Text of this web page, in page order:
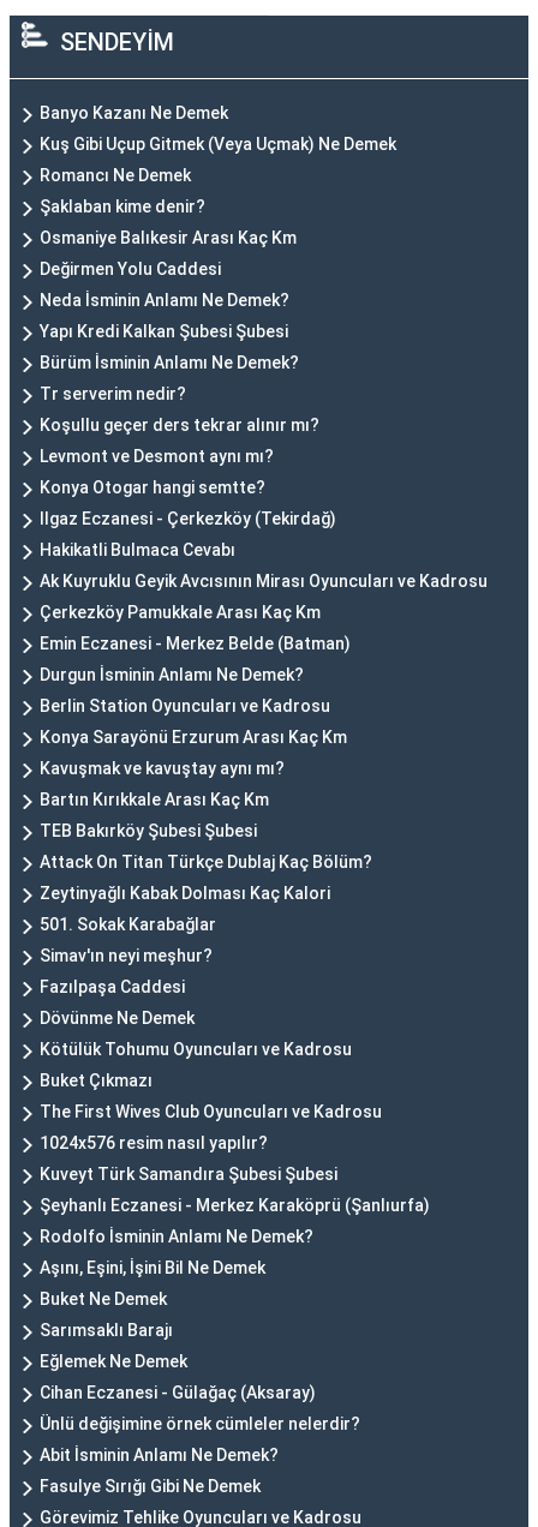
SENDEYİM
Banyo Kazanı Ne Demek
Kuş Gibi Uçup Gitmek (Veya Uçmak) Ne Demek
Romancı Ne Demek
Şaklaban kime denir?
Osmaniye Balıkesir Arası Kaç Km
Değirmen Yolu Caddesi
Neda İsminin Anlamı Ne Demek?
Yapı Kredi Kalkan Şubesi Şubesi
Bürüm İsminin Anlamı Ne Demek?
Tr serverim nedir?
Koşullu geçer ders tekrar alınır mı?
Levmont ve Desmont aynı mı?
Konya Otogar hangi semtte?
Ilgaz Eczanesi - Çerkezköy (Tekirdağ)
Hakikatli Bulmaca Cevabı
Ak Kuyruklu Geyik Avcısının Mirası Oyuncuları ve Kadrosu
Çerkezköy Pamukkale Arası Kaç Km
Emin Eczanesi - Merkez Belde (Batman)
Durgun İsminin Anlamı Ne Demek?
Berlin Station Oyuncuları ve Kadrosu
Konya Sarayönü Erzurum Arası Kaç Km
Kavuşmak ve kavuştay aynı mı?
Bartın Kırıkkale Arası Kaç Km
TEB Bakırköy Şubesi Şubesi
Attack On Titan Türkçe Dublaj Kaç Bölüm?
Zeytinyağlı Kabak Dolması Kaç Kalori
501. Sokak Karabağlar
Simav'ın neyi meşhur?
Fazılpaşa Caddesi
Dövünme Ne Demek
Kötülük Tohumu Oyuncuları ve Kadrosu
Buket Çıkmazı
The First Wives Club Oyuncuları ve Kadrosu
1024x576 resim nasıl yapılır?
Kuveyt Türk Samandıra Şubesi Şubesi
Şeyhanlı Eczanesi - Merkez Karaköprü (Şanlıurfa)
Rodolfo İsminin Anlamı Ne Demek?
Aşını, Eşini, İşini Bil Ne Demek
Buket Ne Demek
Sarımsaklı Barajı
Eğlemek Ne Demek
Cihan Eczanesi - Gülağaç (Aksaray)
Ünlü değişimine örnek cümleler nelerdir?
Abit İsminin Anlamı Ne Demek?
Fasulye Sırığı Gibi Ne Demek
Görevimiz Tehlike Oyuncuları ve Kadrosu